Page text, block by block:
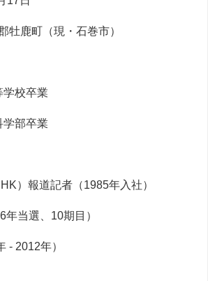
牡鹿町（現・石巻市）
学校卒業
学部卒業
）報道記者（1985年入社）
年当選、10期目）
- 2012年）